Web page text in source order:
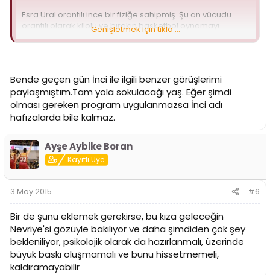
Esra Ural orantılı ince bir fiziğe sahipmiş. Şu an vücudu
orantılı olarak kilolu ve bırakın basketbol oynamayı.
Potadan potaya koşması dahi ızdırap. Canlı izleyince
bacaklar, buna rağmen kalın bel, karın, kalça. İnci daha
çocuk. Aileside yapılması gerekenleri bilmeyebilir. Onun
için kulübe büyük sorumluluk düşüyor.
Birincisi; İnci sağlıklı bir spor yaşamını bırakın, sağlıklı bir
uzmanları eşliğinde değiştirmesi, geliştirmesi ve
güçlendirmesi lazım. İkincisi; İnci'ye ne tarzda bir oyuncu
olacağı şimdiden doğru çizilmeli. Olmayacak işlerle ne
zaman kaybedilip, ne emeği boşa harcanmalı. Bana göre
dışarıya çıkıp şut atacak, ikili oyundan devrilecek bir
oyuncu olamaz. Pota altı iyi savunmacı ve post up iyi bitirici
olması yönünde eğitilmesi gerekir.
Genişletmek için tıkla ...
Bende geçen gün İnci ile ilgili benzer görüşlerimi
paylaşmıştım.Tam yola sokulacağı yaş. Eğer şimdi
olması gereken program uygulanmazsa İnci adı
hafızalarda bile kalmaz.
Ayşe Aybike Boran
Kayıtlı Üye
3 May 2015 #6
Bir de şunu eklemek gerekirse, bu kıza geleceğin
Nevriye'si gözüyle bakılıyor ve daha şimdiden çok şey
bekleniliyor, psikolojik olarak da hazırlanmalı, üzerinde
büyük baskı oluşmamalı ve bunu hissetmemeli,
kaldıramayabilir